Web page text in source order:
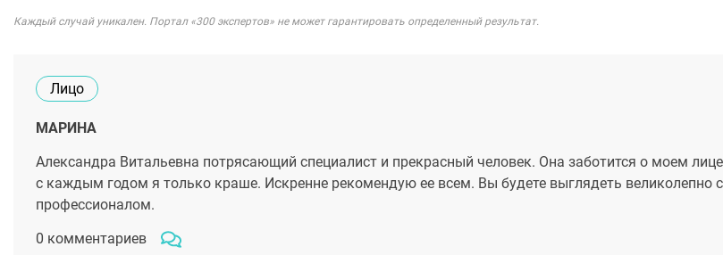
Каждый случай уникален. Портал «300 экспертов» не может гарантировать определенный результат.
Лицо
МАРИНА
Александра Витальевна потрясающий специалист и прекрасный человек. Она заботится о моем
с каждым годом я только краше. Искренне рекомендую ее всем. Вы будете выглядеть великолепно
профессионалом.
0 комментариев